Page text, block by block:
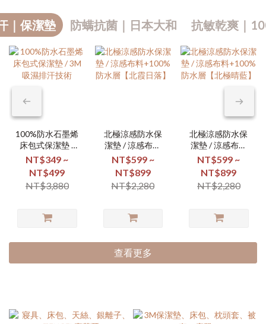
｜保潔墊 防螨抗菌｜日本大和 抗敏乾爽｜
100%防水石墨烯
床包式保潔墊 /
3M吸濕排汗技術
NT$349 ~
NT$499
NT$3,880
北極涼感防水保
潔墊 / 涼感布料
+100%防水層
【北霞日落】
NT$599 ~
NT$899
NT$2,280
北極涼感防水保
潔墊 / 涼感布料
+100%防水層
【北極晴藍】
NT$599 ~
NT$899
NT$2,280
查看更多